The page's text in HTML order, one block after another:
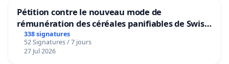
Pétition contre le nouveau mode de
rémunération des céréales panifiables de Swiss
granum basé sur la teneur en protéines
338 signatures
52 Signatures / 7 jours
27 Jul 2026